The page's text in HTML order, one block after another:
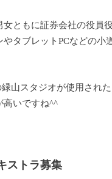
女ともに証券会社の役員
タブレットPCなどの小
緑山スタジオが使用され
高いですね^^
ストラ募集